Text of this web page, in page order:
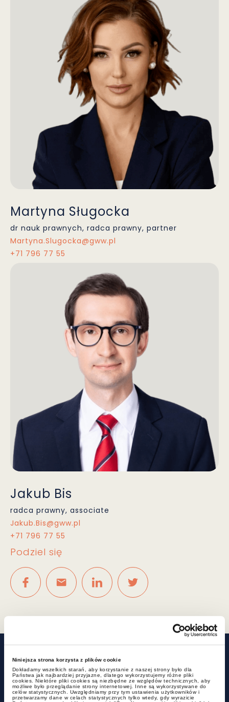
Niniejsza strona korzysta z plików cookie
Dokładamy wszelkich starań, aby korzystanie z naszej strony było dla
Państwa jak najbardziej przyjazne, dlatego wykorzystujemy różne pliki
cookies. Niektóre pliki cookies są niezbędne ze względów technicznych, aby
możliwe było przeglądanie strony internetowej. Inne są wykorzystywane do
celów statystycznych. Uwzględniamy przy tym ustawienia użytkowników i
przetwarzamy dane w celach statystycznych tylko wtedy, gdy wyrazicie
Martyna Sługocka
dr nauk prawnych, radca prawny, partner
Martyna.Slugocka@gww.pl
+71 796 77 55
Jakub Bis
radca prawny, associate
Jakub.Bis@gww.pl
+71 796 77 55
Podziel się
Powiązane wpisy